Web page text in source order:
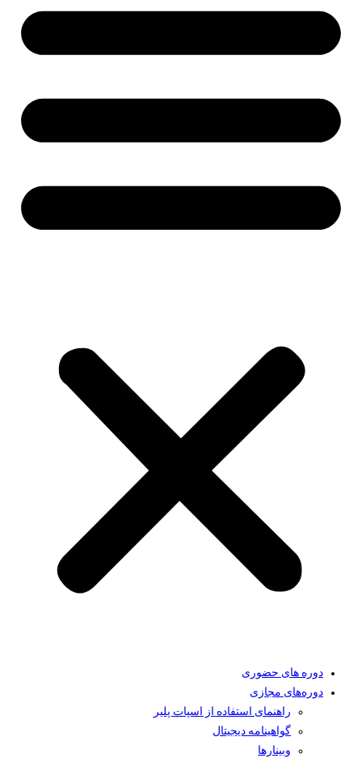
دوره های حضوری
دوره‌های مجازی
راهنمای استفاده از اسپات پلیر
گواهینامه دیجیتال
وبینار‌ها